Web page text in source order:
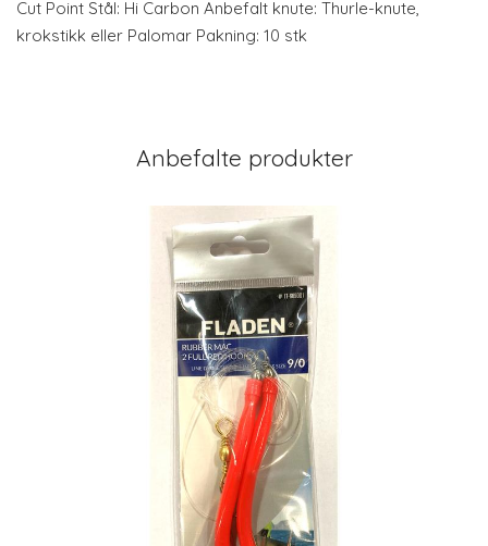
Cut Point Stål: Hi Carbon Anbefalt knute: Thurle-knute,
krokstikk eller Palomar Pakning: 10 stk
Anbefalte produkter